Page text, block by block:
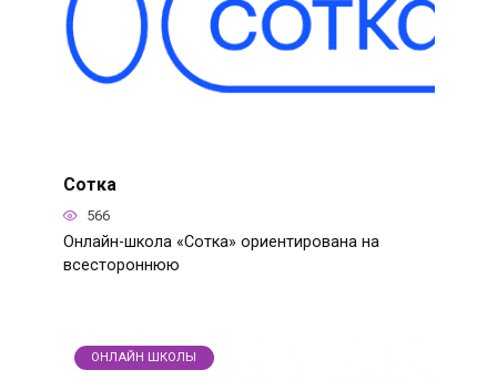
Сотка
566
Онлайн-школа «Сотка» ориентирована на
всестороннюю
ОНЛАЙН ШКОЛЫ